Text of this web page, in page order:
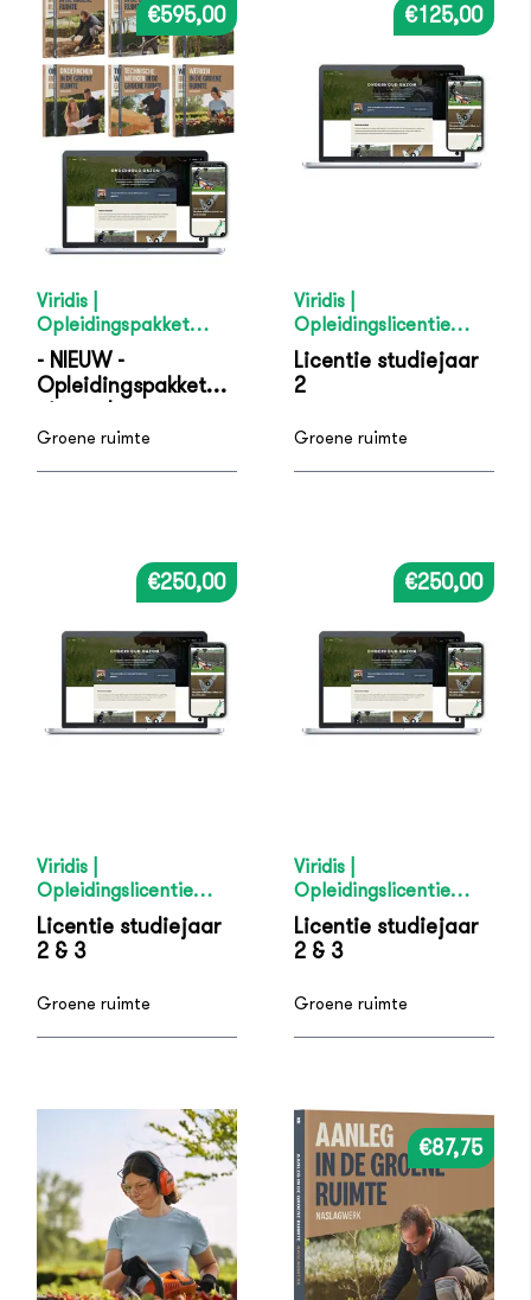
Viridis |
Opleidingspakket
Opzichter / Beheerder
/ Uitvoerder - niveau 4
- NIEUW -
Opleidingspakket
niveau 4
€595,00
Groene ruimte
Viridis |
Opleidingslicentie
Medewerker Hovenier
/ Natuur, water en
recreatie - studiejaar 2
Licentie studiejaar
2
€125,00
Groene ruimte
Viridis |
Opleidingslicentie
Vakbekwaam Hovenier
/ Natuur, water en
recreatie - studiejaar 2
Licentie studiejaar
2 & 3
€250,00
Groene ruimte
Viridis |
Opleidingslicentie
Opzichter / Uitvoerder
Groene ruimte -
studiejaar 2 en 3
Licentie studiejaar
2 & 3
€250,00
Groene ruimte
€87,75